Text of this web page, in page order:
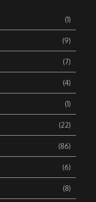
(1)
(9)
(7)
(4)
(1)
(22)
(86)
(6)
(8)